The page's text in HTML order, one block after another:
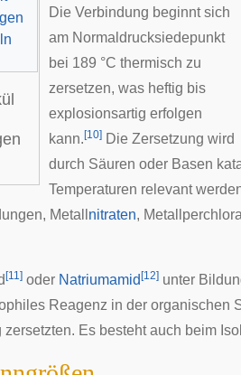
Die Verbindung beginnt sich
am Normaldrucksiedepunkt
bei 189 °C thermisch zu
zersetzen, was heftig bis
explosionsartig erfolgen
kann.[10] Die Zersetzung wird
durch Säuren oder Basen
Temperaturen relevant
Metall nitraten, Metall
[11 ] oder Natriumamid[12] unter
Reagenz in der
Es besteht auch beim